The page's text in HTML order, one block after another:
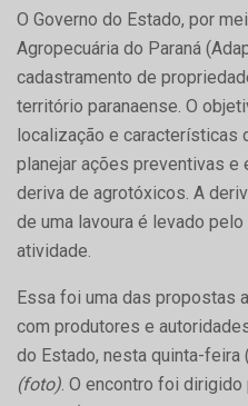
O Governo do Estado, por
Agropecuária do Paraná
cadastramento de
território paranaense. O
localização e características
planejar ações preventivas
deriva de agrotóxicos. A
de uma lavoura é levado
atividade.
Essa foi uma das propostas
com produtores e
do Estado, nesta quinta-feira
(foto). O encontro foi